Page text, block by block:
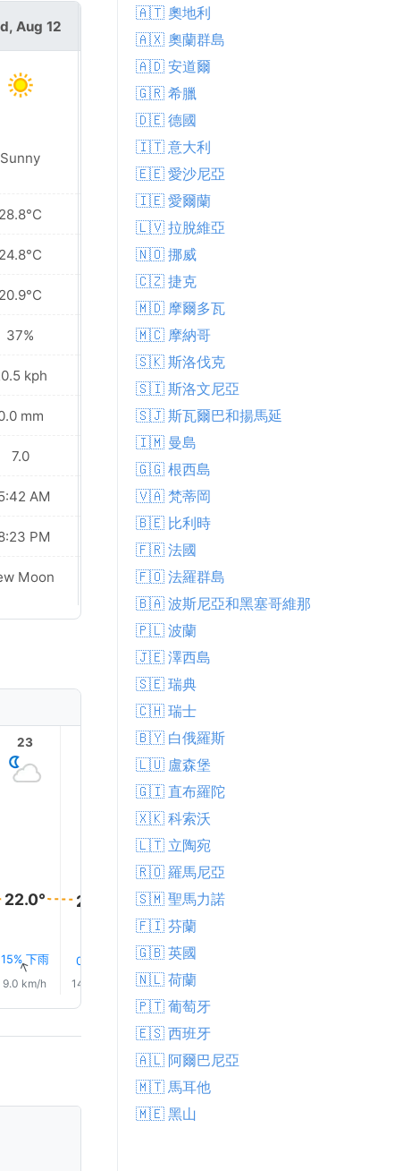
Aug 12
Sunny
28.8°C
24.8°C
20.9°C
37%
kph
mm
7.0
AM
PM
Moon
Sunny
21.8°C
41%
0.0 mm
05:43 AM
New Moon
23
22.0°
15% 下雨
↑
9.0 km/h
22.0°
0.0 mm
14.0 km/h
1
21.0°
24% 下雨
18.0 km/h
20.0°
🇦🇹 奧地利
🇦🇽 奧蘭群島
🇦🇩 安道爾
🇬🇷 希臘
🇩🇪 德國
🇮🇹 意大利
🇪🇪 愛沙尼亞
🇮🇪 愛爾蘭
🇱🇻 拉脫維亞
🇳🇴 挪威
🇨🇿 捷克
🇲🇩 摩爾多瓦
🇲🇨 摩納哥
🇸🇰 斯洛伐克
🇸🇮 斯洛文尼亞
🇸🇯 斯瓦爾巴和揚馬延
🇮🇲 曼島
🇬🇬 根西島
🇻🇦 梵蒂岡
🇧🇪 比利時
🇫🇷 法國
🇫🇴 法羅群島
🇧🇦 波斯尼亞和黑塞哥維那
🇵🇱 波蘭
🇯🇪 澤西島
🇸🇪 瑞典
🇨🇭 瑞士
🇧🇾 白俄羅斯
🇱🇺 盧森堡
🇬🇮 直布羅陀
🇽🇰 科索沃
🇱🇹 立陶宛
🇷🇴 羅馬尼亞
🇸🇲 聖馬力諾
🇫🇮 芬蘭
🇬🇧 英國
🇳🇱 荷蘭
🇵🇹 葡萄牙
🇪🇸 西班牙
🇦🇱 阿爾巴尼亞
🇲🇹 馬耳他
🇲🇪 黑山